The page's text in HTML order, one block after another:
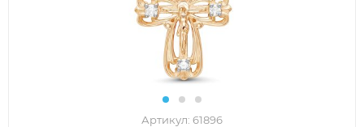
Артикул: 61896